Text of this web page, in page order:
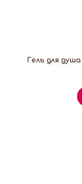
Гель для